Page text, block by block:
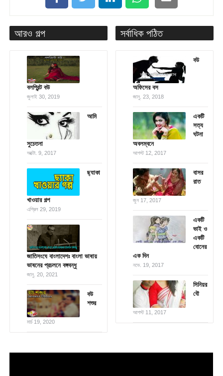
আরও গল্প
বলপ্রিন্ট বউ
জুলাই 30, 2019
আমি
সুচেতনা
অক্টো. 9, 2017
ছ্যাকা
খাওয়ার গল্প
এপ্রিল 29, 2019
জাতিসংঘে বাংলাদেশঃ বাংলা ভাষায়
ভাষনের প্রচলনে বঙ্গবন্ধু
জানু. 20, 2021
বউ
শশুর
মার্চ 19, 2020
সর্বাধিক পঠিত
বউ
অফিসের বস
জানু. 23, 2018
একটি
সত্য
ঘটনা
অবলম্বনে
আগস্ট 12, 2017
বাসর
রাত
জুন 17, 2017
একটি
ভাই ও
একটি
বোনের
এক দিন
নভে. 19, 2017
সিনিয়র
বৌ
আগস্ট 11, 2017